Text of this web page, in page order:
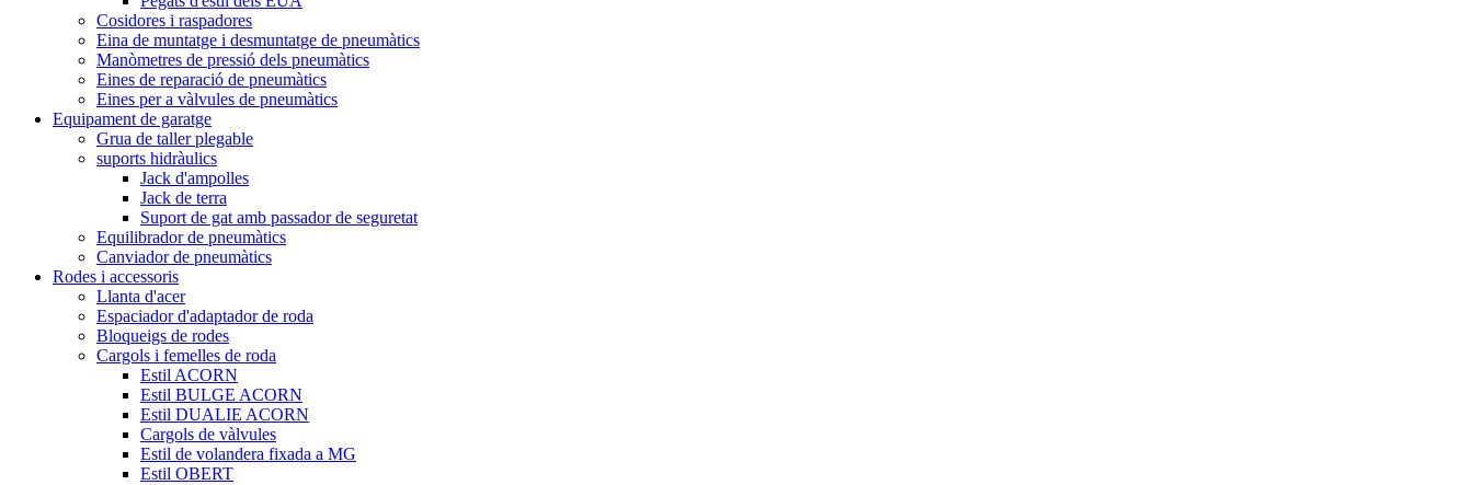
Cosidores i raspadores
Eina de muntatge i desmuntatge de pneumàtics
Manòmetres de pressió dels pneumàtics
Eines de reparació de pneumàtics
Eines per a vàlvules de pneumàtics
Equipament de garatge
Grua de taller plegable
suports hidràulics
Jack d'ampolles
Jack de terra
Suport de gat amb passador de seguretat
Equilibrador de pneumàtics
Canviador de pneumàtics
Rodes i accessoris
Llanta d'acer
Espaciador d'adaptador de roda
Bloqueigs de rodes
Cargols i femelles de roda
Estil ACORN
Estil BULGE ACORN
Estil DUALIE ACORN
Cargols de vàlvules
Estil de volandera fixada a MG
Estil OBERT